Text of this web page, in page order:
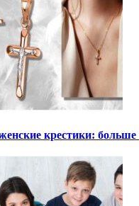
крестики: